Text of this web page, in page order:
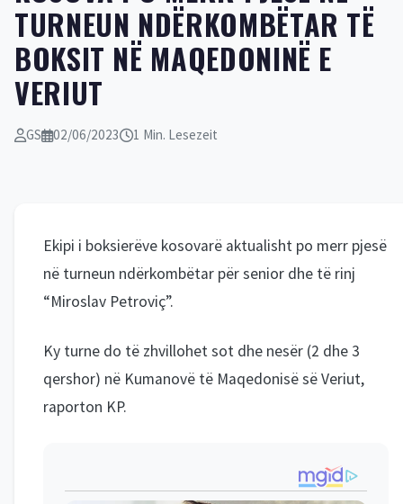
TURNEUN NDËRKOMBËTAR TË
BOKSIT NË MAQEDONINË E
VERIUT
GS 02/06/2023 1 Min. Lesezeit
Ekipi i boksierëve kosovarë aktualisht po merr pjesë
në turneun ndërkombëtar për senior dhe të rinj
“Miroslav Petroviç”.
Ky turne do të zhvillohet sot dhe nesër (2 dhe 3
qershor) në Kumanovë të Maqedonisë së Veriut,
raporton KP.